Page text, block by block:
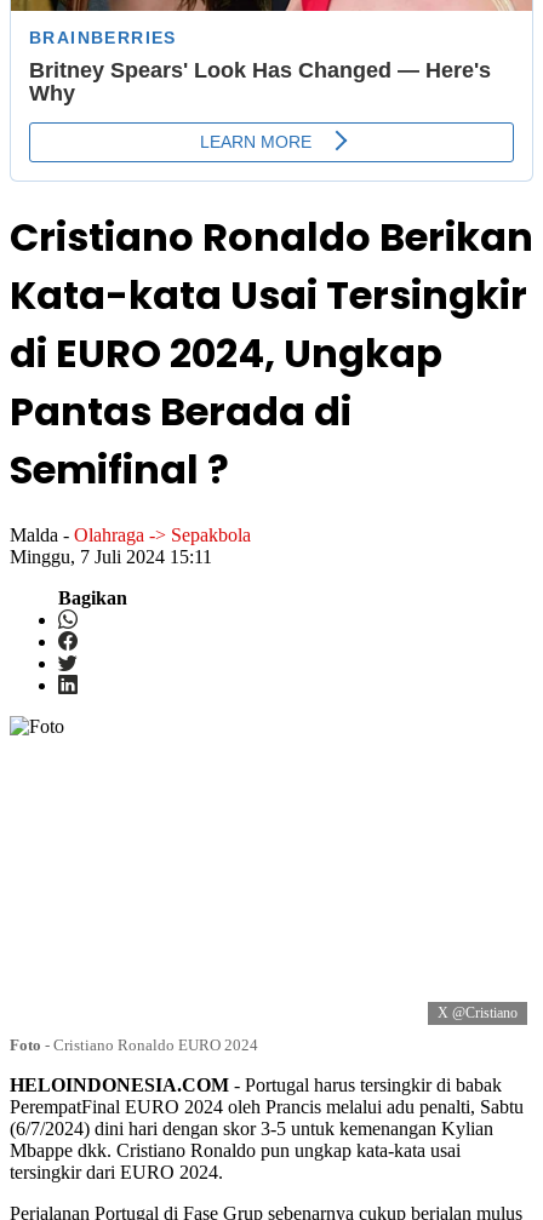
Cristiano Ronaldo Berikan
Kata-kata Usai Tersingkir
di EURO 2024, Ungkap
Pantas Berada di
Semifinal ?
Malda - Olahraga -> Sepakbola
Minggu, 7 Juli 2024 15:11
Bagikan
X @Cristiano
Foto - Cristiano Ronaldo EURO 2024
HELOINDONESIA.COM - Portugal harus tersingkir di babak
PerempatFinal EURO 2024 oleh Prancis melalui adu penalti, Sabtu
(6/7/2024) dini hari dengan skor 3-5 untuk kemenangan Kylian
Mbappe dkk. Cristiano Ronaldo pun ungkap kata-kata usai
tersingkir dari EURO 2024.
Perjalanan Portugal di Fase Grup sebenarnya cukup berjalan mulus